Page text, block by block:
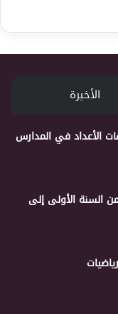
الأخيرة
الأعداد في المدارس
من السنة الأولى إلى